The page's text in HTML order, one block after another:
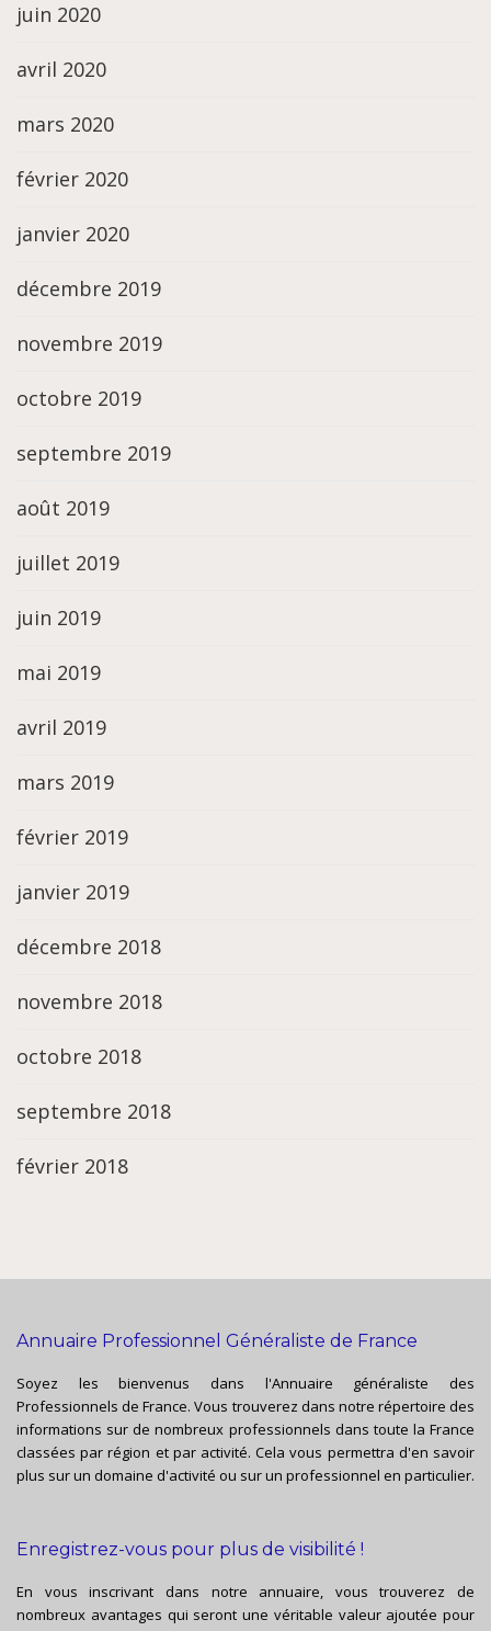
juin 2020
avril 2020
mars 2020
février 2020
janvier 2020
décembre 2019
novembre 2019
octobre 2019
septembre 2019
août 2019
juillet 2019
juin 2019
mai 2019
avril 2019
mars 2019
février 2019
janvier 2019
décembre 2018
novembre 2018
octobre 2018
septembre 2018
février 2018
Annuaire Professionnel Généraliste de France
Soyez les bienvenus dans l'Annuaire généraliste des
Professionnels de France. Vous trouverez dans notre répertoire des
informations sur de nombreux professionnels dans toute la France
classées par région et par activité. Cela vous permettra d'en savoir
plus sur un domaine d'activité ou sur un professionnel en particulier.
Enregistrez-vous pour plus de visibilité !
En vous inscrivant dans notre annuaire, vous trouverez de
nombreux avantages qui seront une véritable valeur ajoutée pour